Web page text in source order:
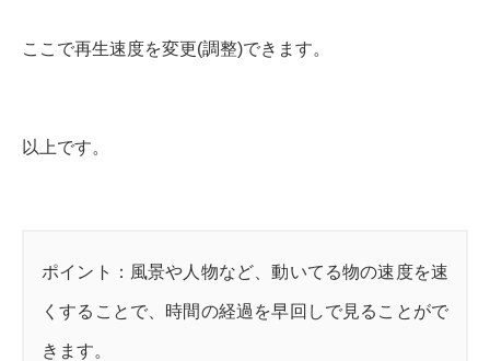
ここで再生速度を変更(調整)できます。
以上です。
ポイント：風景や人物など、動いてる物の速度を速
くすることで、時間の経過を早回しで見ることがで
きます。